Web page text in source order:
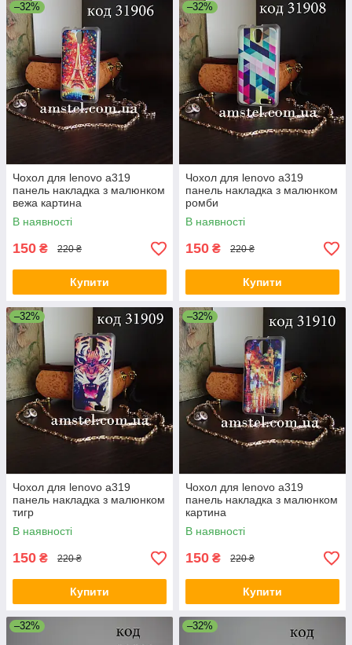
–32%
Чохол для lenovo a319
панель накладка з малюнком
вежа картина
В наявності
150 ₴ 220 ₴
Купити
–32%
Чохол для lenovo a319
панель накладка з малюнком
ромби
В наявності
150 ₴ 220 ₴
Купити
–32%
Чохол для lenovo a319
панель накладка з малюнком
тигр
В наявності
150 ₴ 220 ₴
Купити
–32%
Чохол для lenovo a319
панель накладка з малюнком
картина
В наявності
150 ₴ 220 ₴
Купити
–32% –32%